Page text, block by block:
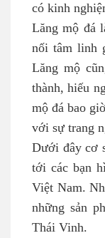
có kinh
Lăng mộ đá
nối tâm linh
Lăng mộ
thành, hiếu
mộ đá bao
với sự trang
Dưới đây cơ
tới các bạn
Việt Nam.
những sản
Thái Vinh.